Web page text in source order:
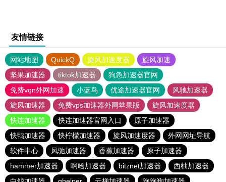
友情链接
网站地图 QuickQ 旋风加速度器
旋风加速
坚果加速器
tiktok加速器
狗急加速器官网
免费vqn外网加速
小蓝鸟 优途加速器官网
风驰加速器
旋风加速器
免费vps加速器外网苹果版
旋风加速度器
快连加速器
快连加速器官网入口
原子加速器
快鸭加速器
快柠檬加速器 旋风加速度器
外网网址导航
软件中心
风驰加速器 香蕉加速器
原子加速器
hammer加速器
啊哈加速器 bitznet加速器
西柚加速器